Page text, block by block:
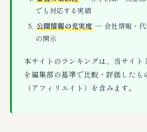
でも対応する実績
公開情報の充実度— 会社情報・代
の開示
本サイトのランキングは、当サイト
を編集部の基準で比較・評価したも
（アフィリエイト）を含みます。